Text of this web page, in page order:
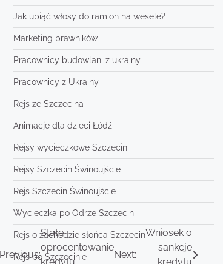
Previous:
Stałe
oprocentowanie
Next:
Wniosek o
sankcje
Jak upiąć włosy do ramion na wesele?
Marketing prawników
Pracownicy budowlani z ukrainy
Pracownicy z Ukrainy
Rejs ze Szczecina
Animacje dla dzieci Łódź
Rejsy wycieczkowe Szczecin
Rejsy Szczecin Świnoujście
Rejs Szczecin Świnoujście
Wycieczka po Odrze Szczecin
Rejs o zachodzie słońca Szczecin
Rejs po Szczecinie